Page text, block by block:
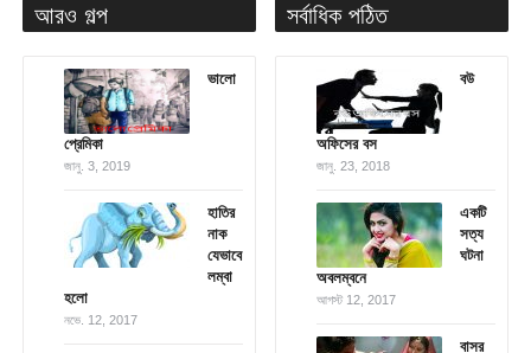
আরও গল্প
ভালো
প্রেমিকা
জানু. 3, 2019
হাতির
নাক
যেভাবে
লম্বা
হলো
নভে. 12, 2017
সর্বাধিক পঠিত
বউ
অফিসের বস
জানু. 23, 2018
একটি
সত্য
ঘটনা
অবলম্বনে
আগস্ট 12, 2017
বাসর